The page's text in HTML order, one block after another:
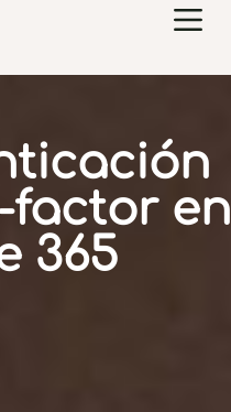
factor en
365